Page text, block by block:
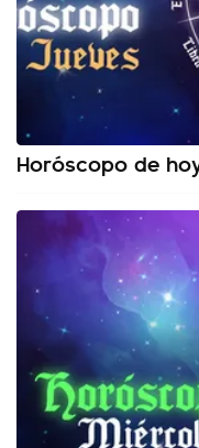
Horóscopo de